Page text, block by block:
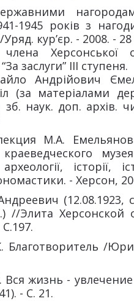
1945 років з
кур’єр. - 2008. -
Херсонської
заслуги” III ступеня.
Андрійович
(за матеріалами
зб. наук. доп. архів.
М.А.
краеведческого
історії,
- Херсон,
(12.08.1923,
//Элита Херсонской
/
жизнь -
- С. 21.